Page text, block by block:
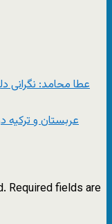
عطا محامد: نگرانی
عربستان و ترکیه
Required fields are